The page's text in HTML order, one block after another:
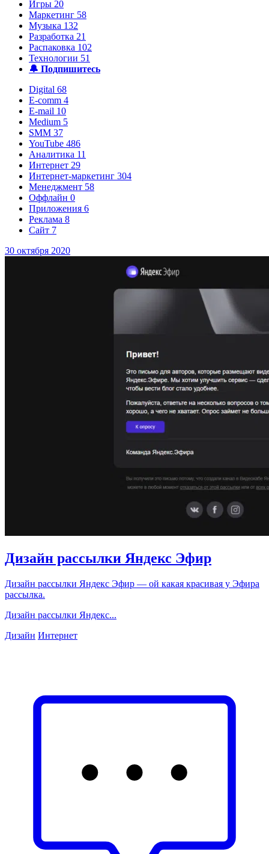
Игры 20
Маркетинг 58
Музыка 132
Разработка 21
Распаковка 102
Технологии 51
🔔 Подпишитесь
Digital 68
E-comm 4
E-mail 10
Medium 5
SMM 37
YouTube 486
Аналитика 11
Интернет 29
Интернет‑маркетинг 304
Менеджмент 58
Оффлайн 0
Приложения 6
Реклама 8
Сайт 7
30 октября 2020
Дизайн рассылки Яндекс Эфир
Дизайн рассылки Яндекс Эфир — ой какая красивая у Эфира
рассылка.
Дизайн рассылки Яндекс...
Дизайн Интернет